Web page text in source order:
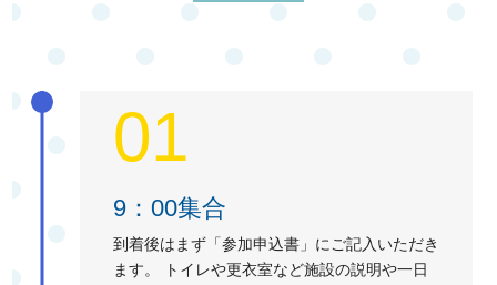
01
9：00集合
到着後はまず「参加申込書」にご記入いただき
ます。 トイレや更衣室など施設の説明や一日